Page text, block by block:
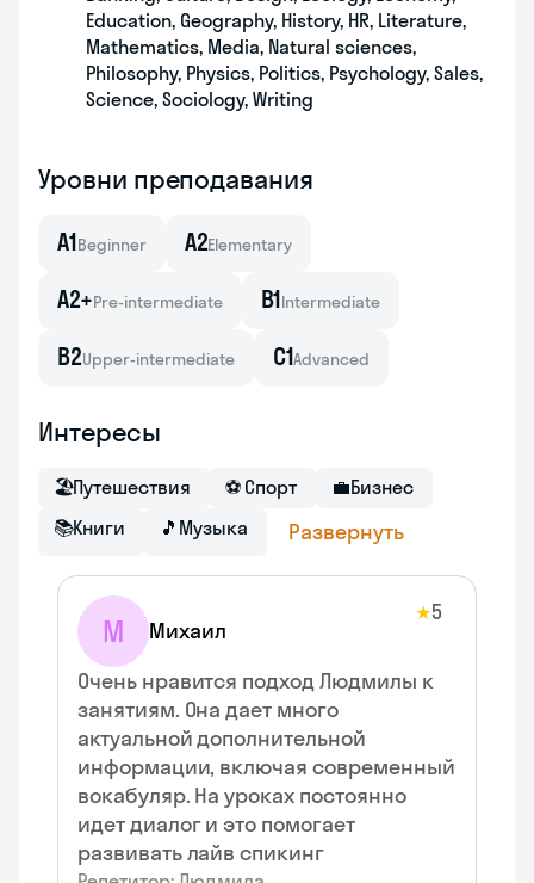
Education, Geography, History, HR, Literature,
Mathematics, Media, Natural sciences,
Philosophy, Physics, Politics, Psychology, Sales,
Science, Sociology, Writing
Уровни преподавания
A1Beginner A2Elementary
A2+Pre-intermediate B1Intermediate
B2Upper-intermediate C1Advanced
Интересы
🏖Путешествия ⚽ Спорт 💼Бизнес
📚Книги 🎵 Музыка Развернуть
М Михаил
★5
Очень нравится подход Людмилы к
занятиям. Она дает много
актуальной дополнительной
информации, включая современный
вокабуляр. На уроках постоянно
идет диалог и это помогает
развивать лайв спикинг